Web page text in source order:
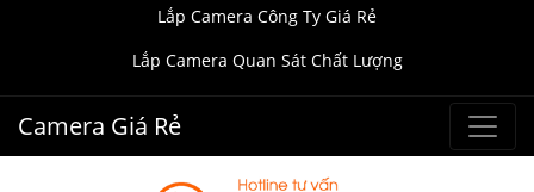
Lắp Camera Công Ty Giá Rẻ
Lắp Camera Quan Sát Chất Lượng
Camera Giá Rẻ